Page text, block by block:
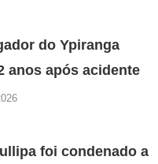
do Ypiranga
anos após acidente
foi condenado a